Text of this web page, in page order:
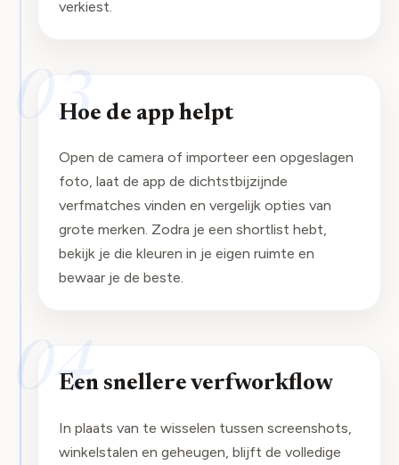
verkiest.
03
Hoe de app helpt
Open de camera of importeer een opgeslagen
foto, laat de app de dichtstbijzijnde
verfmatches vinden en vergelijk opties van
grote merken. Zodra je een shortlist hebt,
bekijk je die kleuren in je eigen ruimte en
bewaar je de beste.
04
Een snellere verfworkflow
In plaats van te wisselen tussen screenshots,
winkelstalen en geheugen, blijft de volledige